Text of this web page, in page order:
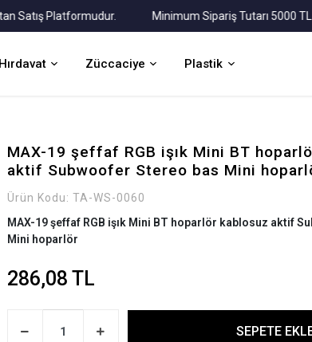
Platformudur. Minimum Sipariş Tutarı 5000 TL
Hırdavat Züccaciye Plastik
MAX-19 şeffaf RGB işık Mini BT
aktif Subwoofer Stereo bas Mini
Ürün Kodu: TA-WS-0060
MAX-19 şeffaf RGB işık Mini BT hoparlör kablosuz aktif
Mini hoparlör
286,08 TL
SEPETE